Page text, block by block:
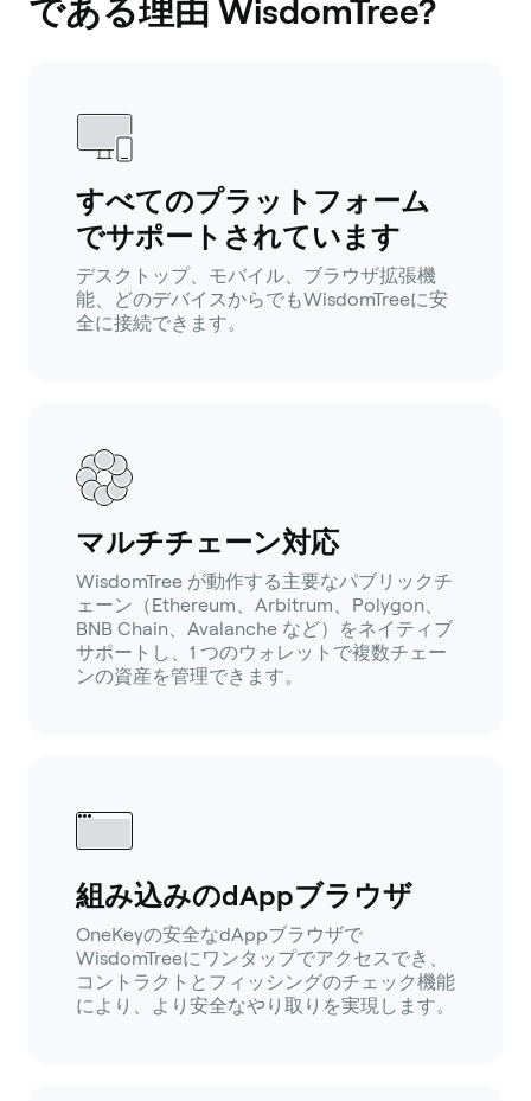
である理由 WisdomTree?
すべてのプラットフォーム
でサポートされています
デスクトップ、モバイル、ブラウザ拡張機
能、どのデバイスからでもWisdomTreeに安
全に接続できます。
マルチチェーン対応
WisdomTree が動作する主要なパブリックチ
ェーン（Ethereum、Arbitrum、Polygon、
BNB Chain、Avalanche など）をネイティブ
サポートし、1 つのウォレットで複数チェー
ンの資産を管理できます。
組み込みのdAppブラウザ
OneKeyの安全なdAppブラウザで
WisdomTreeにワンタップでアクセスでき、
コントラクトとフィッシングのチェック機能
により、より安全なやり取りを実現します。